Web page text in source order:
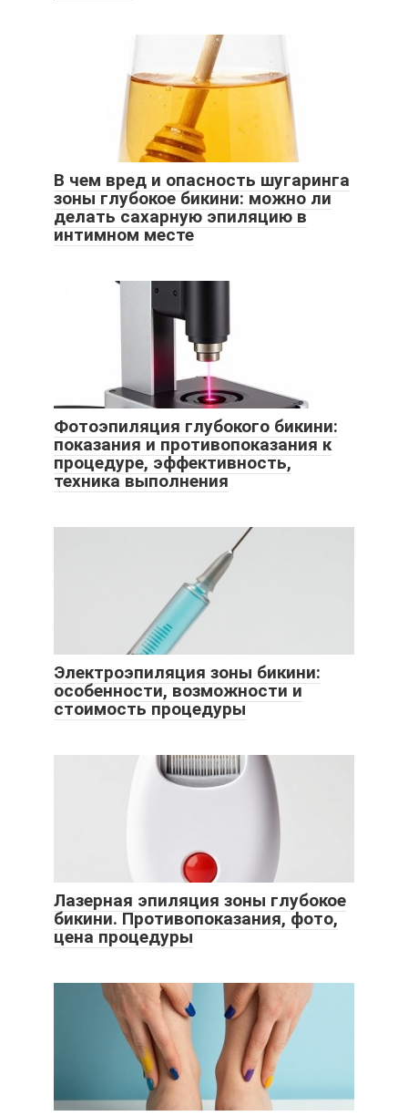
В чем вред и опасность шугаринга
зоны глубокое бикини: можно ли
делать сахарную эпиляцию в
интимном месте
Фотоэпиляция глубокого бикини:
показания и противопоказания к
процедуре, эффективность,
техника выполнения
Электроэпиляция зоны бикини:
особенности, возможности и
стоимость процедуры
Лазерная эпиляция зоны глубокое
бикини. Противопоказания, фото,
цена процедуры